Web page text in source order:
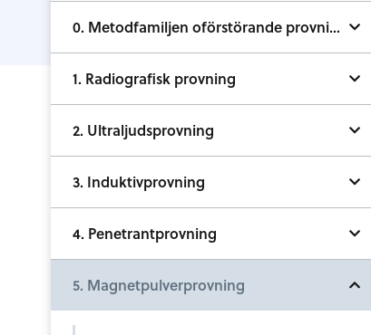
0. Metodfamiljen oförstörande provning
1. Radiografisk provning
2. Ultraljudsprovning
3. Induktivprovning
4. Penetrantprovning
5. Magnetpulverprovning